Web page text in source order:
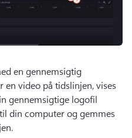
en gennemsigtig
en video på tidslinjen, vises
gennemsigtige logofil
din computer og gemmes